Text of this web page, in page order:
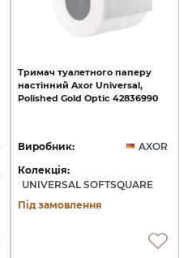
Тримач туалетного паперу
настінний Axor Universal,
Polished Gold Optic 42836990
Виробник:
AXOR
Колекція:
UNIVERSAL SOFTSQUARE
Під замовлення